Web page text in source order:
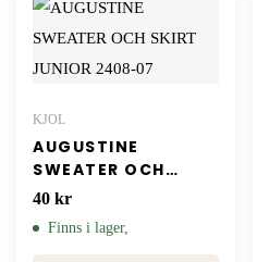
KJOL
AUGUSTINE
SWEATER OCH
SKIRT JUNIOR
40 kr
Finns i lager,